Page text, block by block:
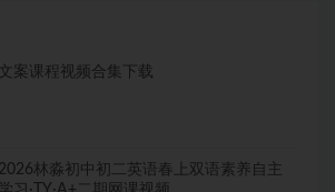
文案课程视频合集下载
2026林淼初中初二英语春上双语素养自主